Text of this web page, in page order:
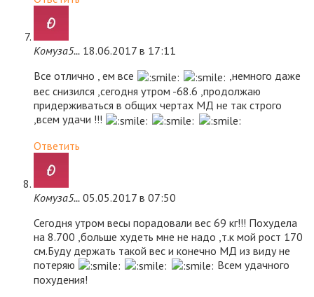
Комуза5... 18.06.2017 в 17:11
Все отлично , ем все
,немного даже
вес снизился ,сегодня утром -68.6 ,продолжаю
придерживаться в общих чертах МД не так строго
,всем удачи !!!
Ответить
Комуза5... 05.05.2017 в 07:50
Сегодня утром весы порадовали вес 69 кг!!! Похудела
на 8.700 ,больше худеть мне не надо ,т.к мой рост 170
см.Буду держать такой вес и конечно МД из виду не
потеряю
Всем удачного
похудения!